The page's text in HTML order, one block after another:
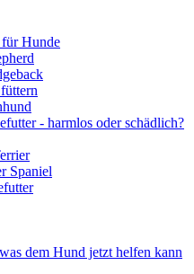
Hunde
- harmlos oder schädlich?
Spaniel
dem Hund jetzt helfen kann